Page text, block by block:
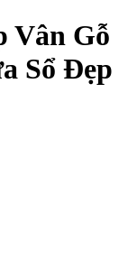
Vân Gỗ
Sổ Đẹp